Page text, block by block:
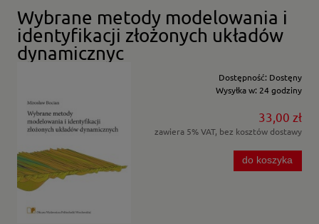
Wybrane metody modelowania i
identyfikacji złożonych układów
dynamicznyc
Dostępność: Dostęny
Wysyłka w: 24 godziny
33,00 zł
zawiera 5% VAT, bez kosztów dostawy
do koszyka